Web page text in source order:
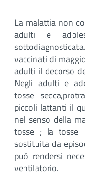
La malattia non
adulti e
vaccinati di
adulti il decorso
Negli adulti e
tosse
piccoli lattanti il
nel senso della
tosse ; la tosse
sostituita da
può rendersi
ventilatorio.